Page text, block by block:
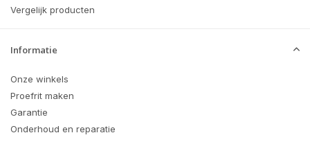
Vergelijk producten
Informatie
Onze winkels
Proefrit maken
Garantie
Onderhoud en reparatie